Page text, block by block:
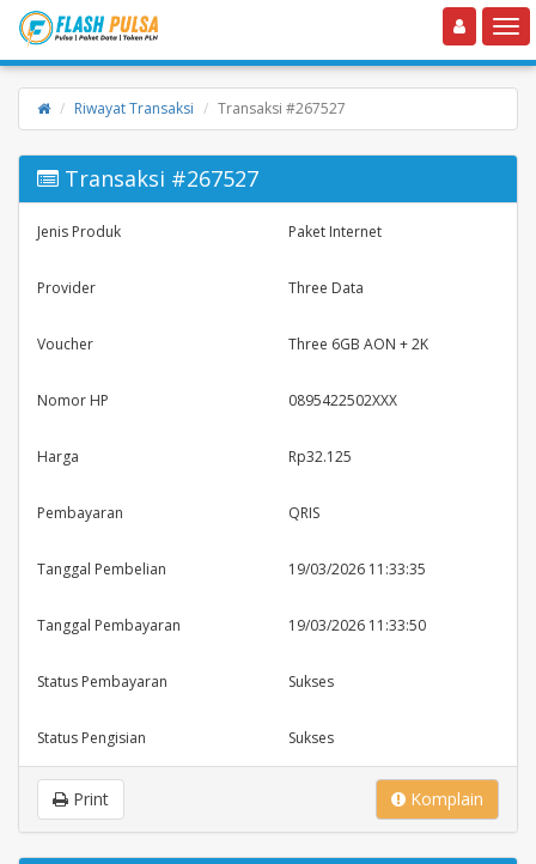
Toggle navigation
Riwayat Transaksi Transaksi #267527
Transaksi #267527
Jenis Produk Paket Internet
Provider Three Data
Voucher Three 6GB AON + 2K
Nomor HP 0895422502XXX
Harga Rp32.125
Pembayaran QRIS
Tanggal Pembelian 19/03/2026 11:33:35
Tanggal Pembayaran 19/03/2026 11:33:50
Status Pembayaran Sukses
Status Pengisian Sukses
Komplain
Print